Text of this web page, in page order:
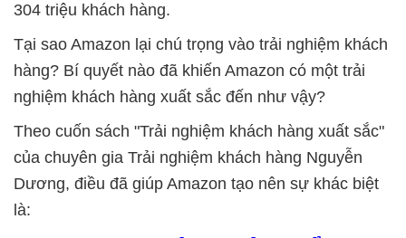
304 triệu khách hàng.
Tại sao Amazon lại chú trọng vào trải nghiệm khách
hàng? Bí quyết nào đã khiến Amazon có một trải
nghiệm khách hàng xuất sắc đến như vậy?
Theo cuốn sách "Trải nghiệm khách hàng xuất sắc"
của chuyên gia Trải nghiệm khách hàng Nguyễn
Dương, điều đã giúp Amazon tạo nên sự khác biệt
là: